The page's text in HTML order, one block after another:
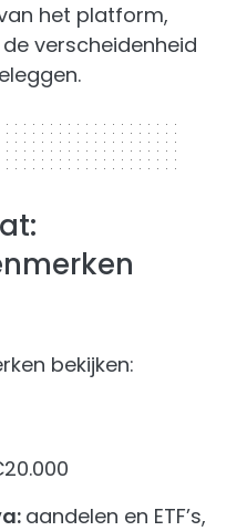
het platform,
verscheidenheid
bekijken:
aandelen en ETF’s,